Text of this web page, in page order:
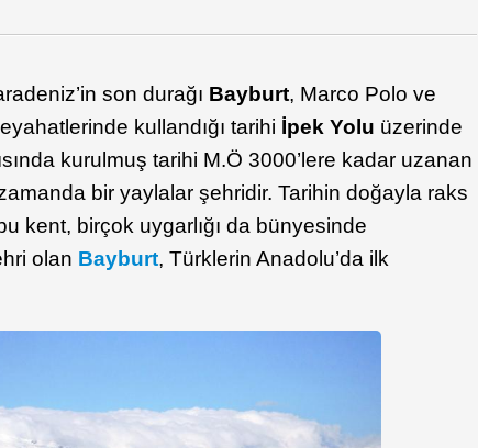
son durağı Bayburt, Marco Polo ve
kullandığı tarihi İpek Yolu üzerinde
kurulmuş tarihi M.Ö 3000’lere kadar uzanan
bir yaylalar şehridir. Tarihin doğayla raks
kent, birçok uygarlığı da bünyesinde
olan Bayburt, Türklerin Anadolu’da ilk